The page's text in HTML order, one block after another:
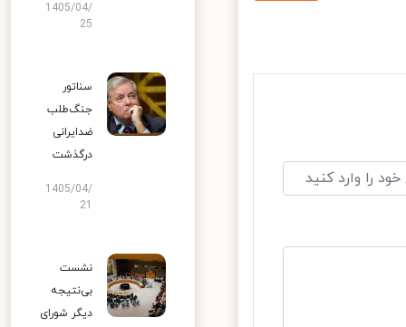
1405/04/
25
سناتور
جنگ‌طلب
ضدایرانی
درگذشت
1405/04/
نشست
بی‌نتیجه
دیگر شورای